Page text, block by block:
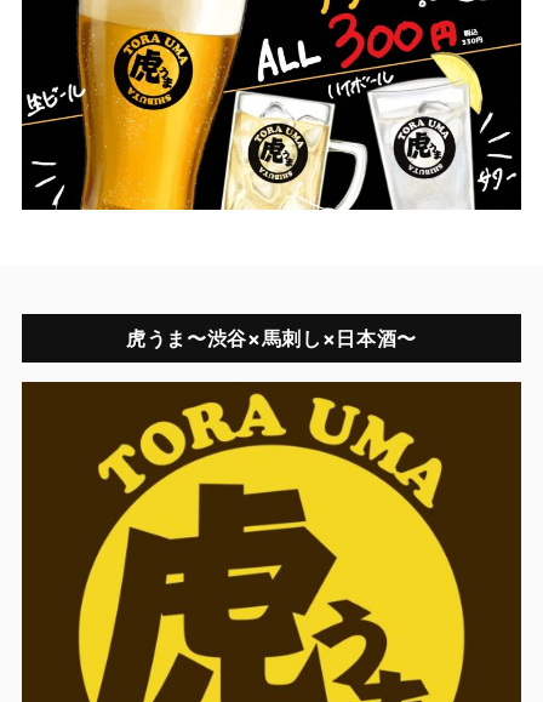
虎うま〜渋谷×馬刺し×日本酒〜